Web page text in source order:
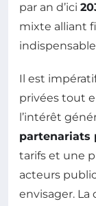
par an d’ici
mixte alliant
Il est
privées tout
l’intérêt
partenariats
tarifs et une
acteurs
envisager. La